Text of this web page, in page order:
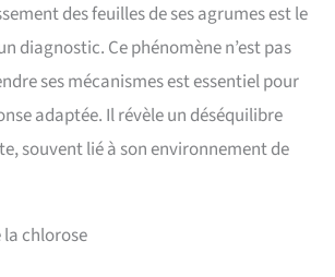
des feuilles de ses agrumes est le
diagnostic. Ce phénomène n’est pas
ses mécanismes est essentiel pour
adaptée. Il révèle un déséquilibre
souvent lié à son environnement de
la chlorose